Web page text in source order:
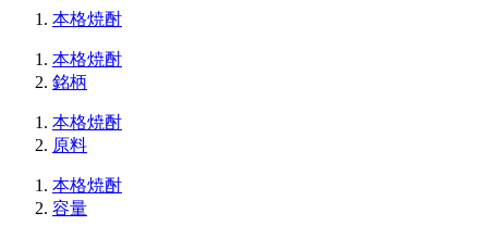
本格焼酎
本格焼酎
銘柄
本格焼酎
原料
本格焼酎
容量